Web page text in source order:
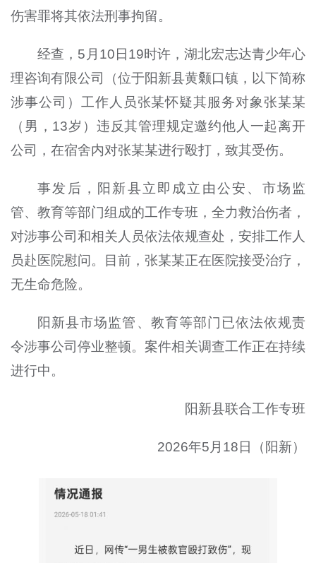
伤害罪将其依法刑事拘留。
经查，5月10日19时许，湖北宏志达青少年心
理咨询有限公司（位于阳新县黄颡口镇，以下简称
涉事公司）工作人员张某怀疑其服务对象张某某
（男，13岁）违反其管理规定邀约他人一起离开
公司，在宿舍内对张某某进行殴打，致其受伤。
事发后，阳新县立即成立由公安、市场监
管、教育等部门组成的工作专班，全力救治伤者，
对涉事公司和相关人员依法依规查处，安排工作人
员赴医院慰问。目前，张某某正在医院接受治疗，
无生命危险。
阳新县市场监管、教育等部门已依法依规责
令涉事公司停业整顿。案件相关调查工作正在持续
进行中。
阳新县联合工作专班
2026年5月18日（阳新）